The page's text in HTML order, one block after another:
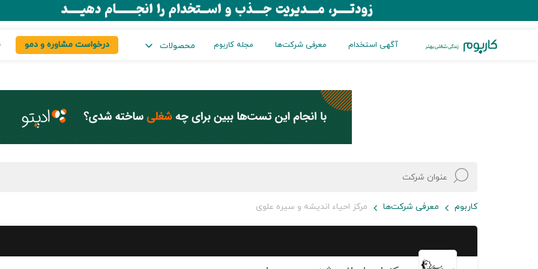
آگهی استخدام معرفی شرکت‌ها مجله کاربوم محصولات درخواست مشاوره و دمو
کاربوم معرفی شرکت‌ها مرکز احیاء اندیشه و سیره علوی